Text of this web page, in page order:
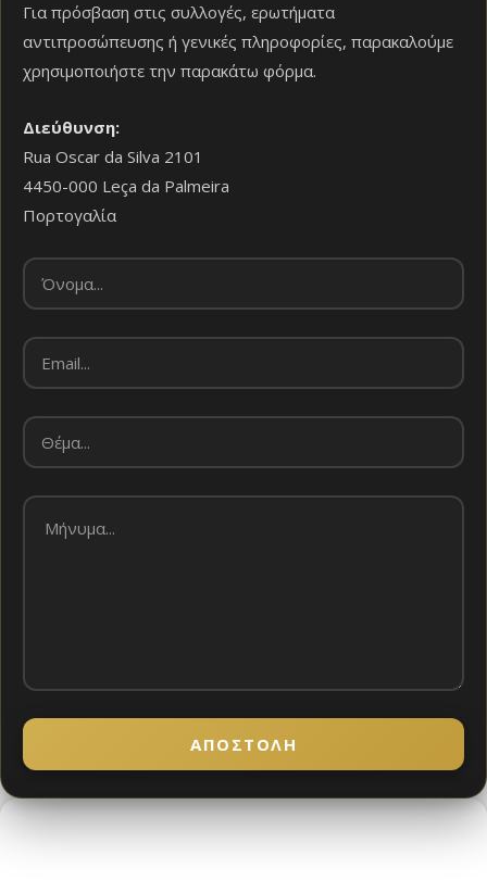
Για πρόσβαση στις συλλογές, ερωτήματα
αντιπροσώπευσης ή γενικές πληροφορίες, παρακαλούμε
χρησιμοποιήστε την παρακάτω φόρμα.
Διεύθυνση:
Rua Oscar da Silva 2101
4450-000 Leça da Palmeira
Πορτογαλία
ΑΠΟΣΤΟΛΉ